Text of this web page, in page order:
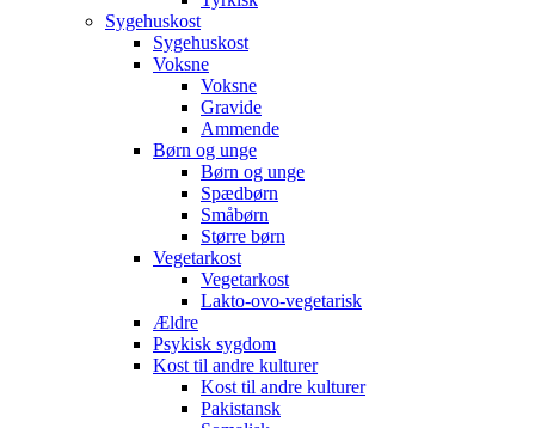
Sygehuskost
Sygehuskost
Voksne
Voksne
Gravide
Ammende
Børn og unge
Børn og unge
Spædbørn
Småbørn
Større børn
Vegetarkost
Vegetarkost
Lakto-ovo-vegetarisk
Ældre
Psykisk sygdom
Kost til andre kulturer
Kost til andre kulturer
Pakistansk